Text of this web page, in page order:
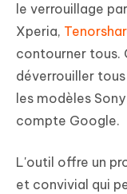
le verrouillage
Xperia,
contourner tous.
déverrouiller
les modèles
compte Google.
L'outil offre un
et convivial qui